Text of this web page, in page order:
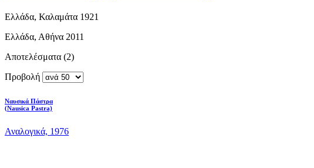
Ελλάδα, Καλαμάτα 1921
Ελλάδα, Αθήνα 2011
Αποτελέσματα (2)
Προβολή
Ναυσικά Πάστρα
(Nausica Pastra)
Αναλογικά, 1976